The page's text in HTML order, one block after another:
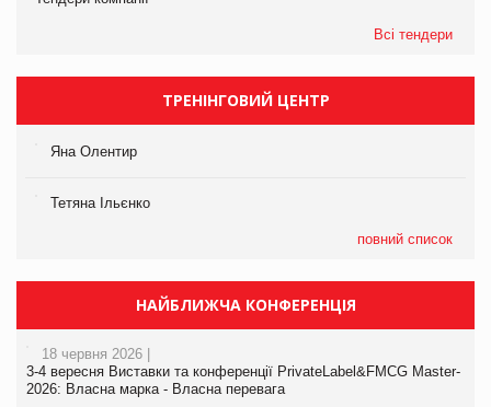
Всі тендери
ТРЕНІНГОВИЙ ЦЕНТР
Яна Олентир
Тетяна Ільєнко
повний список
НАЙБЛИЖЧА КОНФЕРЕНЦІЯ
18 червня 2026 |
3-4 вересня Виставки та конференції PrivateLabel&FMCG Master-
2026: Власна марка - Власна перевага